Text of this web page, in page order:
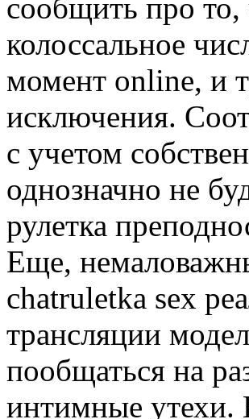
сообщить про то,
колоссальное
момент online, и
исключения.
с учетом
однозначно не
рулетка
Еще,
chatruletka sex
трансляции
пообщаться на
интимные утехи.